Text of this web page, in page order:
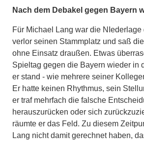
Nach dem Debakel gegen Bayern
Für Michael Lang war die NIederlage
verlor seinen Stammplatz und saß
ohne Einsatz draußen. Etwas
Spieltag gegen die Bayern wieder in
er stand - wie mehrere seiner
Er hatte keinen Rhythmus, sein
er traf mehrfach die falsche
herauszurücken oder sich
räumte er das Feld. Zu diesem
Lang nicht damit gerechnet haben,